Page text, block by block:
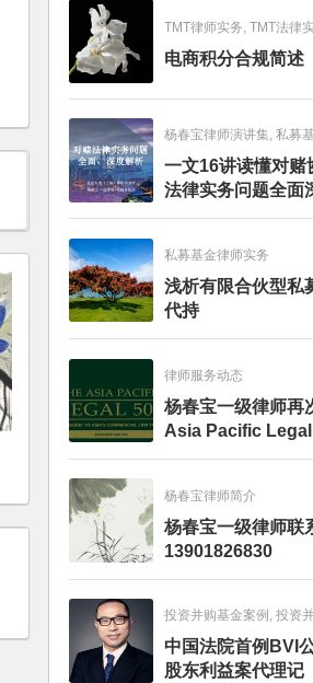
TMT律师实务, TMT法律
电商积分合规简述
杨春宝律师演讲集, 私募
一文16讲读懂对赌
法律实务问题全面
私募基金律师实务
浅析有限合伙型私
代持
律师服务动态
杨春宝一级律师再
Asia Pacific
杨春宝律师简介
杨春宝一级律师联
13901826830
投资并购基金案例, 投资
中国法院首例BVI
股东利益案代理记